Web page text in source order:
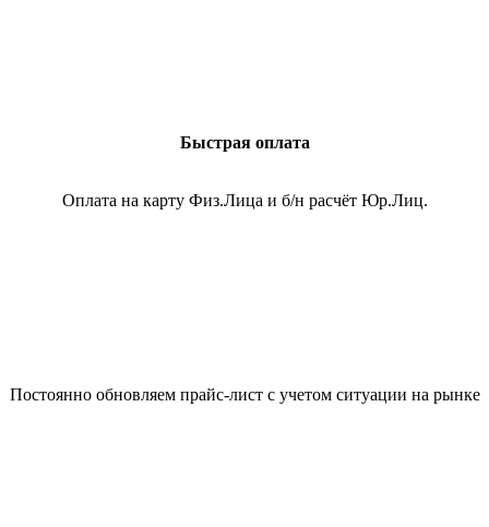
Быстрая оплата
Оплата на карту Физ.Лица и б/н расчёт Юр.Лиц.
Постоянно обновляем прайс-лист с учетом ситуации на рынке